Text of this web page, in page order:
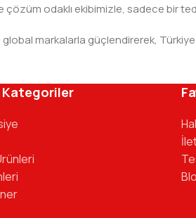
odaklı ekibimizle, sadece bir
global markalarla güçlendirerek,
Kategoriler